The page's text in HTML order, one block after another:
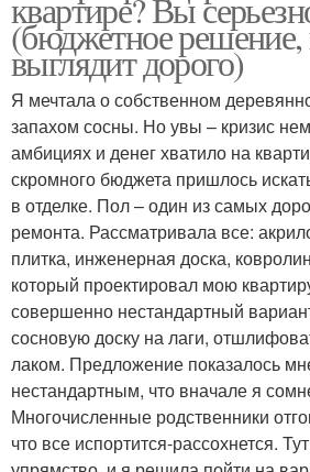
квартире? Вы
(бюджетное решение,
выглядит дорого)
Я мечтала о собственном
запахом сосны. Но увы – кризис
амбициях и денег хватило на
скромного бюджета пришлось
в отделке. Пол – один из самых
ремонта. Рассматривала все:
плитка, инженерная доска,
который проектировал мою
совершенно нестандартный
сосновую доску на лаги,
лаком. Предложение показалось
нестандартным, что вначале я
Многочисленные родственники
что все испортится-рассохнется.